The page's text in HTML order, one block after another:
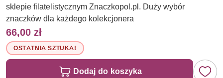
sklepie filatelistycznym Znaczkopol.pl. Duży wybór
znaczków dla każdego kolekcjonera
66,00 zł
OSTATNIA SZTUKA!
Dodaj do koszyka